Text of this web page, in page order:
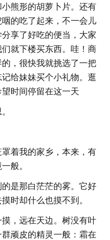
熊形的胡萝卜片。还有
的吃了起来，不一会儿
享了好吃的便当，大家
就下楼买东西。哇！商
，很快我就挑选了一把
给妹妹买个小礼物。逛
时间停留在这一天
着我的家乡，本来，有
般。
是那白茫茫的雾。它好
时却什么也摸不到。
，远在天边。树没有叶
顽皮的精灵一般：霜在